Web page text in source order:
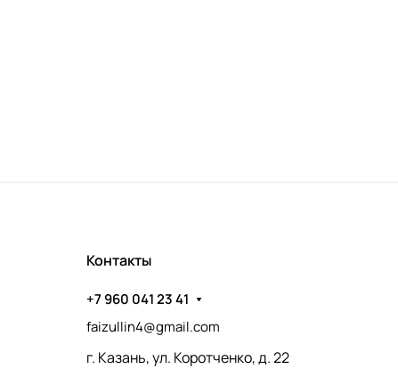
Контакты
+7 960 041 23 41
faizullin4@gmail.com
г. Казань, ул. Коротченко, д. 22